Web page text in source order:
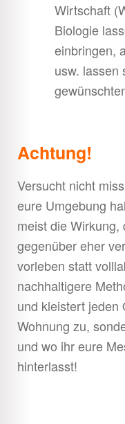
Wirtschaft
Biologie
einbringen,
usw. lassen
Achtung!
Versucht nicht
eure Umgebung
meist die
gegenüber eher
vorleben statt
nachhaltigere
und kleistert jeden
Wohnung zu,
und wo ihr eure
hinterlasst!